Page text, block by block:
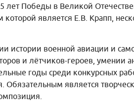
Победы в Великой
является Е.В. Крапп,
истории военной авиации и
и лётчиков-героев, умении
годы среди конкурсных
является